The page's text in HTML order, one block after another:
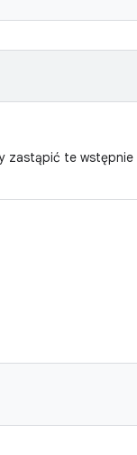
zastąpić te wstępnie